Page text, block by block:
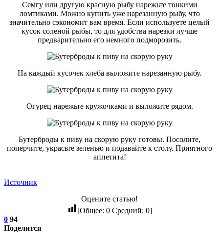
Семгу или другую красную рыбу нарежьте тонкими
ломтиками. Можно купить уже нарезанную рыбу, что
значительно сэкономит вам время. Если используете целый
кусок соленой рыбы, то для удобства нарезки лучше
предварительно его немного подморозить.
На каждый кусочек хлеба выложите нарезанную рыбу.
Огурец нарежьте кружочками и выложите рядом.
Бутерброды к пиву на скорую руку готовы. Посолите,
поперчите, украсьте зеленью и подавайте к столу. Приятного
аппетита!
Источник
Оцените статью!
[Общее: 0Средний: 0]
0 94
Поделится